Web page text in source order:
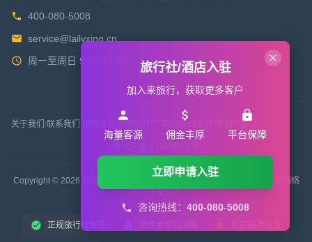
400-080-5008
service@lailvxing.cn
周一至周日 9:00-21:00
关于我们 联系我们 用户协议
Copyright © 2026 来旅行旅游网 All Rights Reserved. 版权所有 山西来这网络
科技有限公司
正规旅行社资质
旅行社/酒店入驻
加入来旅行，获取更多客户
海量客源 佣金丰厚 平台保障
立即申请入驻
咨询热线： 400-080-5008